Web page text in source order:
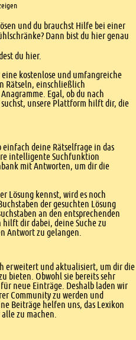
und du brauchst Hilfe bei einer
Dann bist du hier genau
du hier.
kostenlose und umfangreiche
Rätseln, einschließlich
Egal, ob du nach
unsere Plattform hilft dir, die
deine Rätselfrage in das
intelligente Suchfunktion
mit Antworten, um dir die
Lösung kennst, wird es noch
der gesuchten Lösung
an den entsprechenden
dir dabei, deine Suche zu
Antwort zu gelangen.
erweitert und aktualisiert, um dir die
bieten. Obwohl sie bereits sehr
neue Einträge. Deshalb laden wir
Community zu werden und
Beiträge helfen uns, das Lexikon
zu machen.